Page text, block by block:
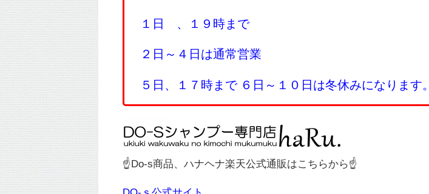
１日 、１９時まで
２日～４日は通常営業
５日、１７時まで ６日～１０日は冬休みになります。
☝Do-s商品、ハナヘナ楽天公式通販はこちらから☝